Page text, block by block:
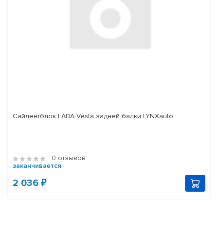
Сайлентблок LADA Vesta задней балки LYNXauto
0 отзывов
заканчивается
2 036 ₽